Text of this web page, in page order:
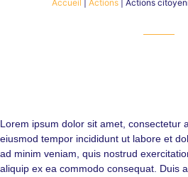
Accueil Actions| Actions
Lorem ipsum dolor sit amet, consectetur
eiusmod tempor incididunt ut labore et
ad minim veniam, quis nostrud
aliquip ex ea commodo consequat. Duis